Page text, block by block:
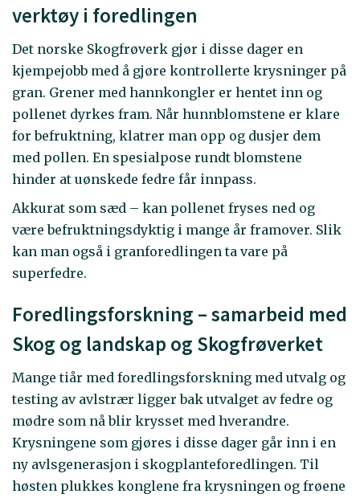
verktøy i foredlingen
Det norske Skogfrøverk gjør i disse dager en
kjempejobb med å gjøre kontrollerte krysninger på
gran. Grener med hannkongler er hentet inn og
pollenet dyrkes fram. Når hunnblomstene er klare
for befruktning, klatrer man opp og dusjer dem
med pollen. En spesialpose rundt blomstene
hinder at uønskede fedre får innpass.
Akkurat som sæd – kan pollenet fryses ned og
være befruktningsdyktig i mange år framover. Slik
kan man også i granforedlingen ta vare på
superfedre.
Foredlingsforskning – samarbeid med
Skog og landskap og Skogfrøverket
Mange tiår med foredlingsforskning med utvalg og
testing av avlstrær ligger bak utvalget av fedre og
mødre som nå blir krysset med hverandre.
Krysningene som gjøres i disse dager går inn i en
ny avlsgenerasjon i skogplanteforedlingen. Til
høsten plukkes konglene fra krysningen og frøene